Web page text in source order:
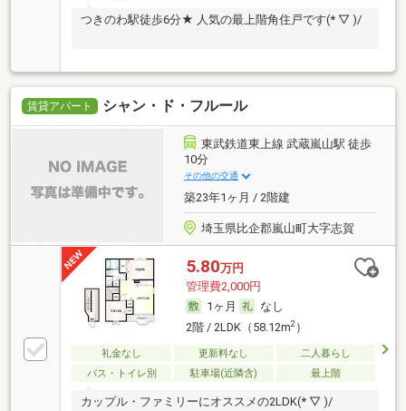
つきのわ駅徒歩6分★ 人気の最上階角住戸です(* ▽ )/
賃貸アパート シャン・ド・フルール
東武鉄道東上線 武蔵嵐山駅 徒歩
10分
その他の交通
築23年1ヶ月 / 2階建
埼玉県比企郡嵐山町大字志賀
5.80万円
管理費2,000円
1ヶ月
なし
2階 / 2LDK（58.12m2）
礼金なし 更新料なし
二人暮らし
バス・トイレ別
駐車場(近隣含) 最上階
カップル・ファミリーにオススメの2LDK(* ▽ )/